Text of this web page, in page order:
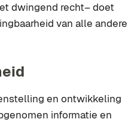
dwingend recht– doet
van alle andere
en ontwikkeling
informatie en